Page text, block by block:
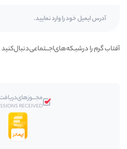
آفتاب گرم را در‌‌شبـکه‌های‌اجـــتماعی‌دنبال‌کنید
RECEIVED